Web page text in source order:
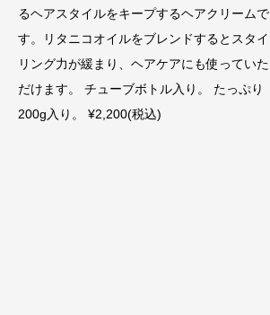
るヘアスタイルをキープするヘアクリームで
す。リタニコオイルをブレンドするとスタイ
リング力が緩まり、ヘアケアにも使っていた
だけます。 チューブボトル入り。 たっぷり
200g入り。 ¥2,200(税込)